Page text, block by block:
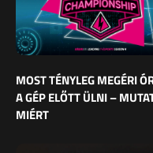
MOST TÉNYLEG MEGÉRI
A GÉP ELŐTT ÜLNI –
MIÉRT